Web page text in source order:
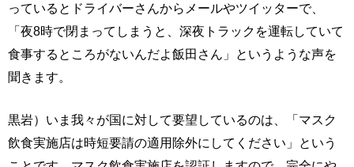
っているとドライバーさんからメールやツイッターで、
「夜8時で閉まってしまうと、深夜トラックを運転していて
食事するところがないんだよ飯田さん」というような声を
聞きます。
黒岩）いま我々が国に対して要望しているのは、「マスク
飲食実施店は時短要請の適用除外にしてください」という